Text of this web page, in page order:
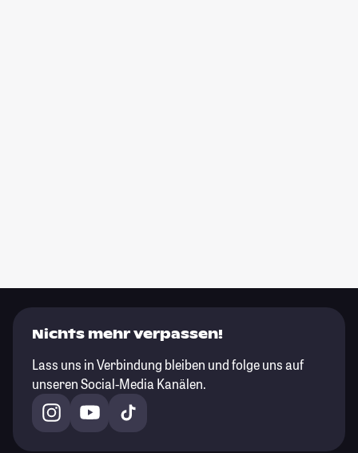
Nichts mehr verpassen!
Lass uns in Verbindung bleiben und folge uns auf
unseren Social-Media Kanälen.